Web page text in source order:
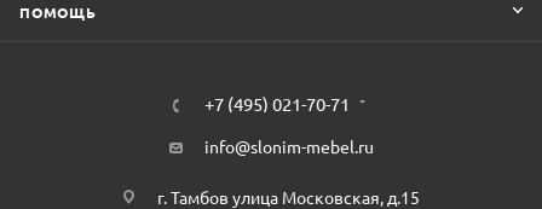
ПОМОЩЬ
+7 (495) 021-70-71
info@slonim-mebel.ru
г. Тамбов улица Московская, д.15